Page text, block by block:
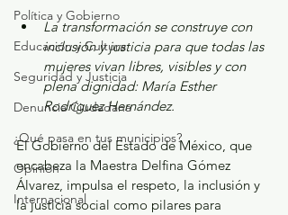
Política y Gobierno
Educación y Cultura
Seguridad y Justicia
Denuncia Ciudadana
¿Qué pasa en tus municipios?
Opinión
Internacional
La transformación se construye con
inclusión y justicia para que todas las
mujeres vivan libres, visibles y con
plena dignidad: María Esther
Rodríguez Hernández.
El Gobierno del Estado de México, que
encabeza la Maestra Delfina Gómez
Álvarez, impulsa el respeto, la inclusión y
la justicia social como pilares para